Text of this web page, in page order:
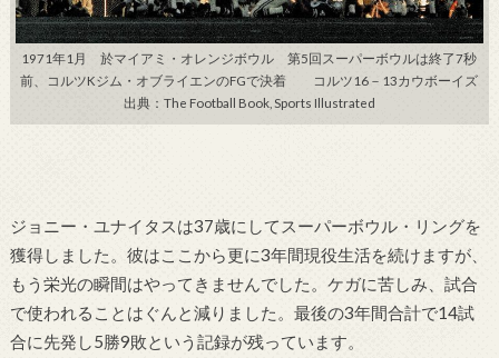
1971年1月 於マイアミ・オレンジボウル 第5回スーパーボウルは終了7秒
前、コルツKジム・オブライエンのFGで決着 コルツ16－13カウボーイズ
出典：The Football Book, Sports Illustrated
ジョニー・ユナイタスは37歳にしてスーパーボウル・リングを
獲得しました。彼はここから更に3年間現役生活を続けますが、
もう栄光の瞬間はやってきませんでした。ケガに苦しみ、試合
で使われることはぐんと減りました。最後の3年間合計で14試
合に先発し5勝9敗という記録が残っています。